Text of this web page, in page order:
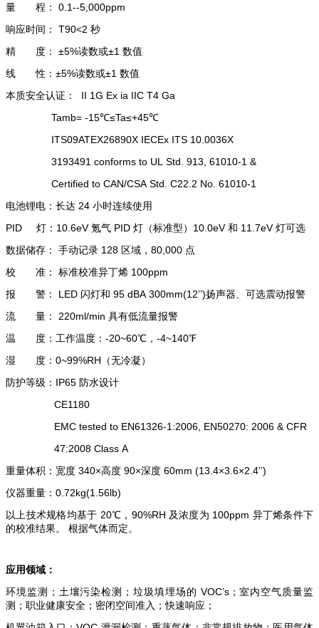
量 程： 0.1--5,000ppm
响应时间： T90<2 秒
精 度： ±5%读数或±1 数值
线 性：±5%读数或±1 数值
本质安全认证： II 1G Ex ia IIC T4 Ga
Tamb= -15℃≤Ta≤+45℃
ITS09ATEX26890X IECEx ITS 10.0036X
3193491 conforms to UL Std. 913, 61010-1 &
Certified to CAN/CSA Std. C22.2 No. 61010-1
电池锂电：长达 24 小时连续使用
PID 灯： 10.6eV氪气 PID 灯（标准型） 10.0eV和 11.7eV灯可选
数据储存： 手动记录 128 区域， 80,000 点
校 准： 标准校准异丁烯 100ppm
报 警： LED 闪灯和 95 dBA 300mm(12’’)扬声器、可选震动报警
流 量： 220ml/min 具有低流量报警
温 度：工作温度： -20~60℃， -4~140℉
湿 度： 0~99%RH （无冷凝）
防护等级： IP65 防水设计
CE1180
EMC tested to EN61326-1:2006, EN50270: 2006 & CFR
47:2008 Class A
重量体积：宽度 340×高度 90×深度 60mm (13.4×3.6×2.4’’)
仪器重量： 0.72kg(1.56lb)
以上技术规格均基于 20℃， 90%RH 及浓度为 100ppm 异丁烯条件下
的校准结果。 根据气体而定。
应用领域：
环境监测；土壤污染检测；垃圾填埋场的 VOC’s；室内空气质量监
测；职业健康安全；密闭空间准入；快速响应；